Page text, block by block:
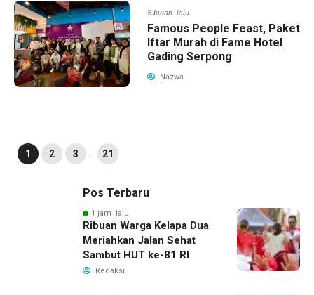
5 bulan lalu
Famous People Feast, Paket
Iftar Murah di Fame Hotel
Gading Serpong
Nazwa
1 2 3 … 21
Pos Terbaru
1 jam lalu
Ribuan Warga Kelapa Dua
Meriahkan Jalan Sehat
Sambut HUT ke-81 RI
Redaksi